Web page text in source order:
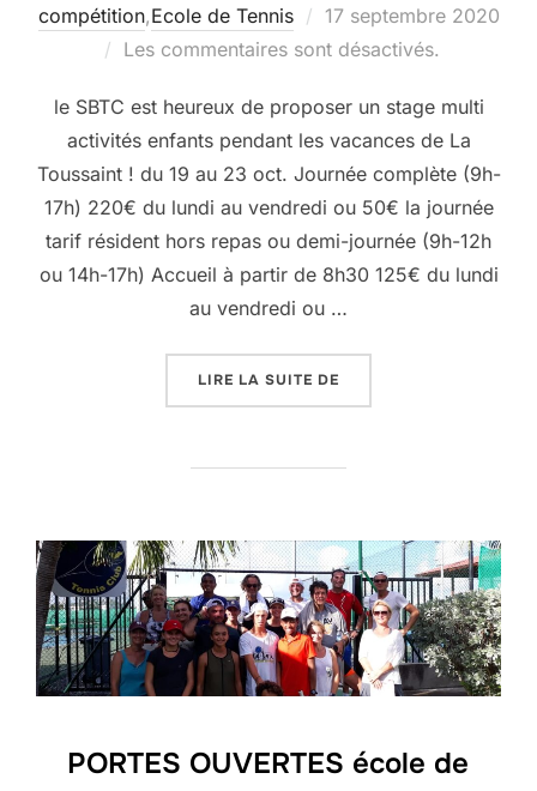
compétition,Ecole de Tennis
Publié
le
17 septembre 2020
Les commentaires sont désactivés.
le SBTC est heureux de proposer un stage multi
activités enfants pendant les vacances de La
Toussaint ! du 19 au 23 oct. Journée complète (9h-
17h) 220€ du lundi au vendredi ou 50€ la journée
tarif résident hors repas ou demi-journée (9h-12h
ou 14h-17h) Accueil à partir de 8h30 125€ du lundi
au vendredi ou …
LIRE LA SUITE DE
PORTES OUVERTES école de